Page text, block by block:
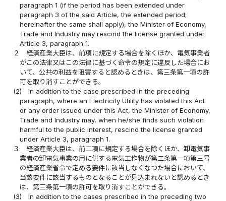
paragraph 1 (if the period has been extended under
paragraph 3 of the said Article, the extended period;
hereinafter the same shall apply), the Minister of Economy,
Trade and Industry may rescind the license granted under
Article 3, paragraph 1.
２
経済産業大臣は、前項に規定する場合を除くほか、電気事業者
がこの法律又はこの法律に基づく命令の規定に違反した場合にお
いて、公共の利益を阻害すると認めるときは、第三条第一項の許
可を取り消すことができる。
(2)
In addition to the case prescribed in the preceding
paragraph, where an Electricity Utility has violated this Act
or any order issued under this Act, the Minister of Economy,
Trade and Industry may, when he/she finds such violation
harmful to the public interest, rescind the license granted
under Article 3, paragraph 1.
３
経済産業大臣は、前二項に規定する場合を除くほか、卸電気事
業者の卸電気事業の用に供する電気工作物が第二条第一項第三号
の経済産業省令で定める要件に該当しなくなつた場合において、
当該要件に該当するものとなることが見込まれないと認めるとき
は、第三条第一項の許可を取り消すことができる。
(3)
In addition to the cases prescribed in the preceding two